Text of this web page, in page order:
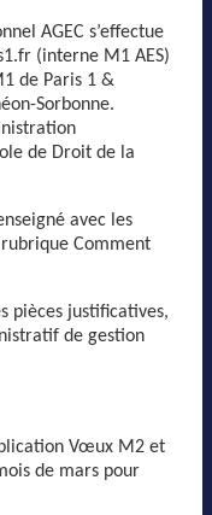
AGEC s’effectue
(interne M1 AES)
de Paris 1 &
Sorbonne.
de Droit de la
avec les
Comment
pièces justificatives,
de gestion
Vœux M2 et
de mars pour